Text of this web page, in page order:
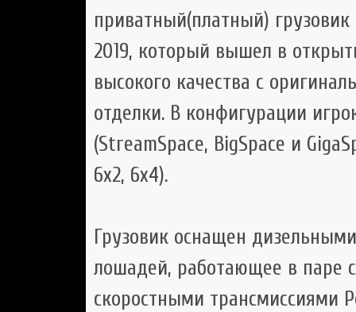
приватный(платный)
2019, который вышел в
высокого качества с
отделки. В конфигурации
(StreamSpace, BigSpace и
6х2, 6х4).
Грузовик оснащен
лошадей, работающее в паре
скоростными трансмиссиями